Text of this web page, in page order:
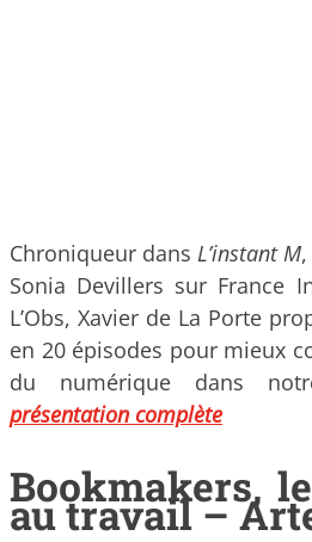
Chroniqueur dans L’instant M
Sonia Devillers sur France
L’Obs, Xavier de La Porte
en 20 épisodes pour mieux
du numérique dans
présentation complète
Bookmakers,
au travail –